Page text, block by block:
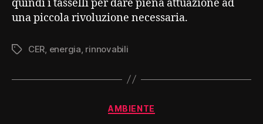
quindi i tasselli per dare piena attuazione ad
una piccola rivoluzione necessaria.
Tag CER energia rinnovabili
Categorie
AMBIENTE